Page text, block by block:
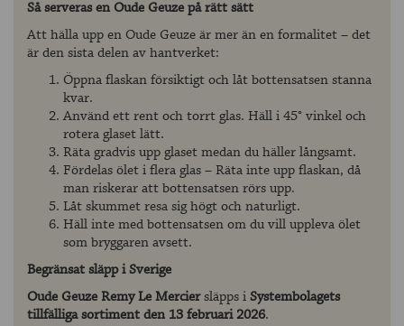
Så serveras en Oude Geuze på rätt sätt
Att hälla upp en Oude Geuze är mer än en formalitet – det
är den sista delen av hantverket:
Öppna flaskan försiktigt och låt bottensatsen stanna
kvar.
Använd ett rent och torrt glas. Häll i 45° vinkel och
rotera glaset lätt.
Räta gradvis upp glaset medan du häller långsamt.
Fördelas ölet i flera glas – Räta inte upp flaskan, då
man riskerar att bottensatsen rörs upp.
Låt skummet resa sig högt och naturligt.
Häll inte med bottensatsen om du vill uppleva ölet
som bryggaren avsett.
Begränsat släpp i Sverige
Oude Geuze Remy Le Merciersläpps iSystembolagets
tillfälliga sortiment den 13 februari 2026.